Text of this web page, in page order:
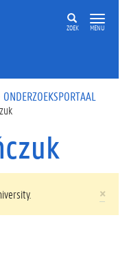
ZOEK MENU
×